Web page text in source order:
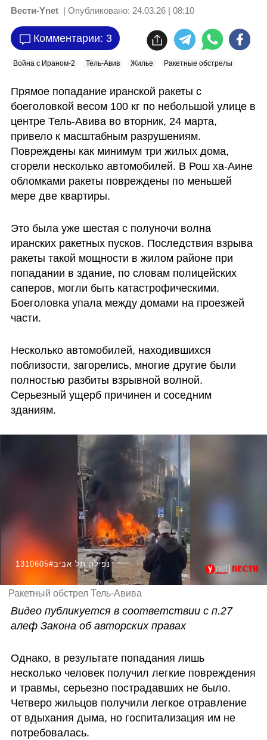
Вести-Ynet | Опубликовано: 24.03.26 | 08:10
Комментарии: 3
Война с Ираном-2 Тель-Авив Жилье Ракетные обстрелы
Прямое попадание иранской ракеты с
боеголовкой весом 100 кг по небольшой улице в
центре Тель-Авива во вторник, 24 марта,
привело к масштабным разрушениям.
Повреждены как минимум три жилых дома,
сгорели несколько автомобилей. В Рош ха-Аине
обломками ракеты повреждены по меньшей
мере две квартиры.
Это была уже шестая с полуночи волна
иранских ракетных пусков. Последствия взрыва
ракеты такой мощности в жилом районе при
попадании в здание, по словам полицейских
саперов, могли быть катастрофическими.
Боеголовка упала между домами на проезжей
части.
Несколько автомобилей, находившихся
поблизости, загорелись, многие другие были
полностью разбиты взрывной волной.
Серьезный ущерб причинен и соседним
зданиям.
1310605#נפילה תל אביב
Ракетный обстрел Тель-Авива
Видео публикуется в соответствии с п.27
алеф Закона об авторских правах
Однако, в результате попадания лишь
несколько человек получил легкие повреждения
и травмы, серьезно пострадавших не было.
Четверо жильцов получили легкое отравление
от вдыхания дыма, но госпитализация им не
потребовалась.